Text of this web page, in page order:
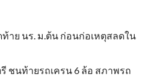
าย นร. ม.ต้น ก่อนก่อเหตุสลดใน
ชนท้ายรถเครน 6 ล้อ สภาพรถ